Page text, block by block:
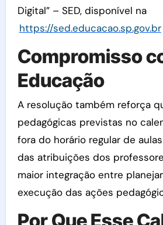
Digital” – SED, disponível na
https://sed.educacao.sp.gov.br
Compromisso
Educação
A resolução também reforça
pedagógicas previstas no
fora do horário regular de
das atribuições dos
maior integração entre
execução das ações